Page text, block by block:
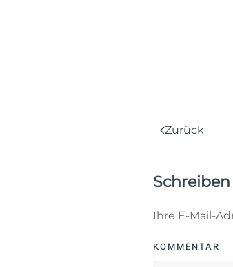
Zurück
Ihre E-Mail-
KOMMENTAR